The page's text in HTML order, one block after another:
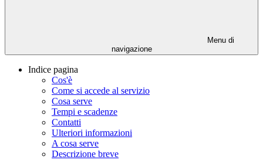
Menu di
navigazione
Indice pagina
Cos'è
Come si accede al servizio
Cosa serve
Tempi e scadenze
Contatti
Ulteriori informazioni
A cosa serve
Descrizione breve